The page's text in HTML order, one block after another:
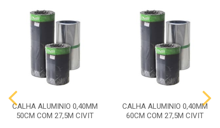
CALHA ALUMINIO 0,40MM
50CM COM 27,5M CIVIT
CALHA ALUMINIO 0,40MM
60CM COM 27,5M CIVIT